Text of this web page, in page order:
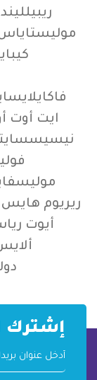
ايت أوت
ريريوم هايس
أيوت
إشترك